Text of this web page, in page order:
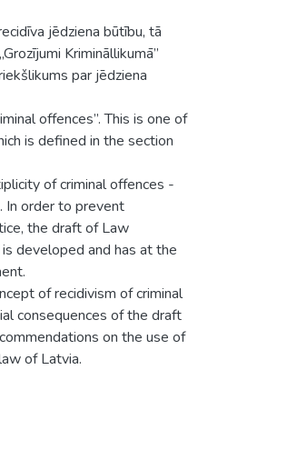
jēdziena būtību, tā
Krimināllikumā”
par jēdziena
offences”. This is one of
is defined in the section
of criminal offences -
In order to prevent
the draft of Law
developed and has at the
of recidivism of criminal
consequences of the draft
on the use of
of Latvia.